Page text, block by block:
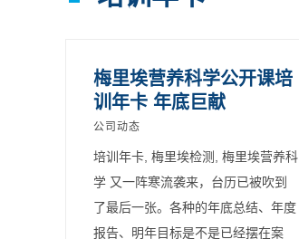
梅里埃营养科学公开课培
训年卡 年底巨献
公司动态
培训年卡, 梅里埃检测, 梅里埃营养科
学 又一阵寒流袭来，台历已被吹到
了最后一张。各种的年底总结、年度
报告、明年目标是不是已经摆在案